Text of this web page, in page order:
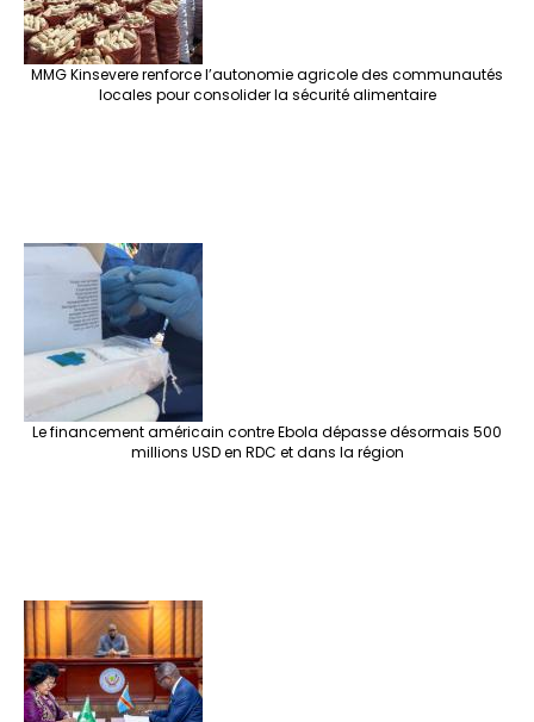
MMG Kinsevere renforce l’autonomie agricole des communautés
locales pour consolider la sécurité alimentaire
Le financement américain contre Ebola dépasse désormais 500
millions USD en RDC et dans la région